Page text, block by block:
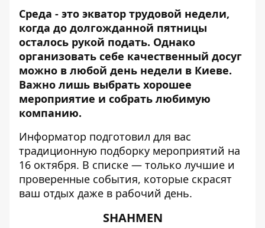
Среда - это экватор трудовой недели,
когда до долгожданной пятницы
осталось рукой подать. Однако
организовать себе качественный досуг
можно в любой день недели в Киеве.
Важно лишь выбрать хорошее
мероприятие и собрать любимую
компанию.
Информатор подготовил для вас
традиционную подборку мероприятий на
16 октября. В списке — только лучшие и
проверенные события, которые скрасят
ваш отдых даже в рабочий день.
SHAHMEN